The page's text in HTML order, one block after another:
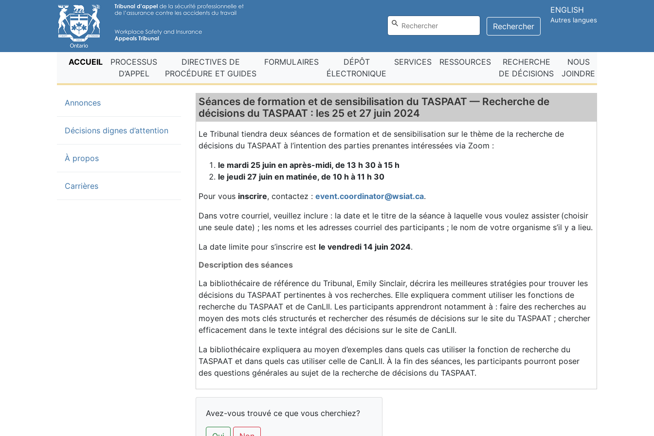
Rechercher
ENGLISH
Autres langues
ACCUEIL(current fr)
PROCESSUS
D’APPEL
DIRECTIVES DE
PROCÉDURE ET GUIDES
FORMULAIRES
DÉPÔT
ÉLECTRONIQUE
SERVICES RESSOURCES
RECHERCHE
DE DÉCISIONS
NOUS
JOINDRE
Annonces(current)
Décisions dignes d’attention
À propos
Carrières
Séances de formation et de sensibilisation du TASPAAT — Recherche de
décisions du TASPAAT : les 25 et 27 juin 2024
Le Tribunal tiendra deux séances de formation et de sensibilisation sur le thème de la recherche de
décisions du TASPAAT à l’intention des parties prenantes intéressées via Zoom :
le mardi 25 juin en après-midi, de 13 h 30 à 15 h
le jeudi 27 juin en matinée, de 10 h à 11 h 30
Pour vous inscrire, contactez : event.coordinator@wsiat.ca.
Dans votre courriel, veuillez inclure : la date et le titre de la séance à laquelle vous voulez assister (choisir
une seule date) ; les noms et les adresses courriel des participants ; le nom de votre organisme s’il y a lieu.
La date limite pour s’inscrire est le vendredi 14 juin 2024.
Description des séances
La bibliothécaire de référence du Tribunal, Emily Sinclair, décrira les meilleures stratégies pour trouver les
décisions du TASPAAT pertinentes à vos recherches. Elle expliquera comment utiliser les fonctions de
recherche du TASPAAT et de CanLII. Les participants apprendront notamment à : faire des recherches au
moyen des mots clés structurés et rechercher des résumés de décisions sur le site du TASPAAT ; chercher
efficacement dans le texte intégral des décisions sur le site de CanLII.
La bibliothécaire expliquera au moyen d’exemples dans quels cas utiliser la fonction de recherche du
TASPAAT et dans quels cas utiliser celle de CanLII. À la fin des séances, les participants pourront poser
des questions générales au sujet de la recherche de décisions du TASPAAT.
Avez-vous trouvé ce que vous cherchiez?